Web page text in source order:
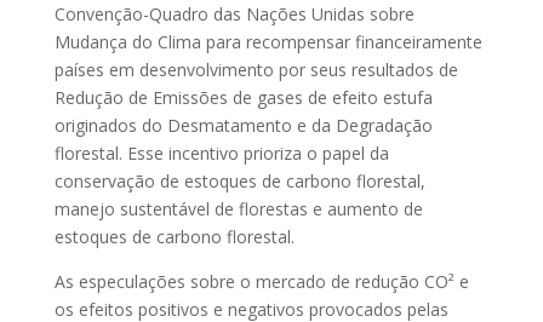
Convenção-Quadro das Nações Unidas sobre
Mudança do Clima para recompensar financeiramente
países em desenvolvimento por seus resultados de
Redução de Emissões de gases de efeito estufa
originados do Desmatamento e da Degradação
florestal. Esse incentivo prioriza o papel da
conservação de estoques de carbono florestal,
manejo sustentável de florestas e aumento de
estoques de carbono florestal.
As especulações sobre o mercado de redução CO² e
os efeitos positivos e negativos provocados pelas